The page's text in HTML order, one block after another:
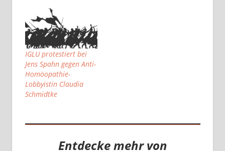
schließt sich die CDU
an und startet eine
Kampagne gegen die
Homöopathie. Als
Startpunkt setzt die
Bundestagsabgeordnete
Claudia Schmidtke
(Ärztin, Mitglied im
Gesundheitsausschuss)
IGLU protestiert bei
Jens Spahn gegen Anti-
Homöopathie-
Lobbyistin Claudia
Schmidtke
Entdecke mehr von